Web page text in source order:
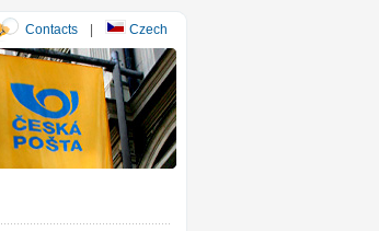
Contacts | Czech